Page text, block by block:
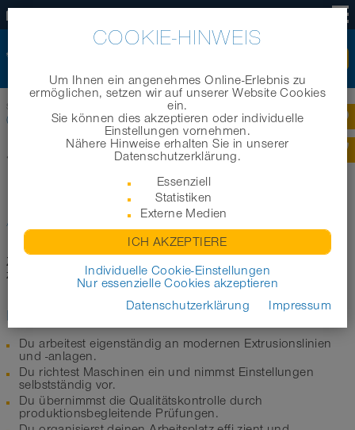
Startseite Jobs und Karriere
(w/m/d)
MASCHINEN- UND
ANLAGENFÜHRER (W/M/D)
Zur Verstärkung unseres Produktionsbereichs möchten wir
zum nächstmöglichen Zeitpunkt diese Position besetzen.
Eine Aufgabe, die herausfordert:
Du arbeitest eigenständig an modernen Extrusionslinien
und -anlagen.
Du richtest Maschinen ein und nimmst Einstellungen
selbstständig vor.
Du übernimmst die Qualitätskontrolle durch
produktionsbegleitende Prüfungen.
COOKIE-HINWEIS
Um Ihnen ein angenehmes Online-Erlebnis zu
ermöglichen, setzen wir auf unserer Website Cookies
ein.
Sie können dies akzeptieren oder individuelle
Einstellungen vornehmen.
Nähere Hinweise erhalten Sie in unserer
Datenschutzerklärung.
Essenziell
Statistiken
Externe Medien
ICH AKZEPTIERE
Individuelle Cookie-Einstellungen
Nur essenzielle Cookies akzeptieren
Datenschutzerklärung
Impressum